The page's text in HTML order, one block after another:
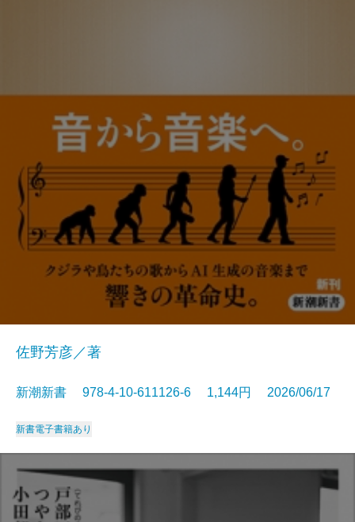
佐野芳彦／著
新潮新書 978-4-10-611126-6 1,144円 2026/06/17
新書電子書籍あり